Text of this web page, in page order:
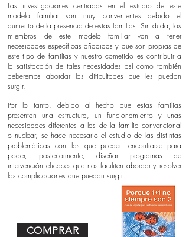
Las investigaciones centradas en el estudio de este
modelo familiar son muy convenientes debido el
aumento de la presencia de estas familias. Sin duda, los
miembros de este modelo familiar van a tener
necesidades específicas añadidas y que son propias de
este tipo de familias y nuestro cometido es contribuir a
la satisfacción de tales necesidades así como también
deberemos abordar las dificultades que les puedan
surgir.
Por lo tanto, debido al hecho que estas familias
presentan una estructura, un funcionamiento y unas
necesidades diferentes a las de la familia convencional
o nuclear, se hace necesario el estudio de las distintas
problemáticas con las que pueden encontrarse para
poder, posteriormente, diseñar programas de
intervención eficaces que nos faciliten abordar y resolver
las complicaciones que puedan surgir.
COMPRAR